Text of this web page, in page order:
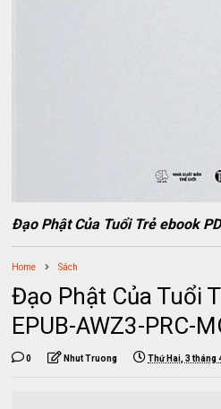
Đạo Phật Của Tuổi Trẻ ebook
Home Sách
Đạo Phật Của Tuổi
EPUB-AWZ3-PRC-
0 Nhut Truong Thứ Hai, 3 tháng